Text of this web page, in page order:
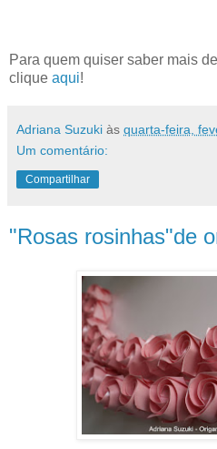
Para quem quiser saber mais
clique aqui!
Adriana Suzuki às quarta-feira,
Um comentário:
Compartilhar
"Rosas rosinhas"de